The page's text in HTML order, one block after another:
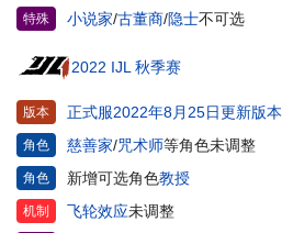
特殊 小说家/古董商/隐士不可选
2022 IJL 秋季赛
版本 正式服2022年8月25日更新版本
角色 慈善家/咒术师等角色未调整
角色 新增可选角色教授
机制 飞轮效应未调整